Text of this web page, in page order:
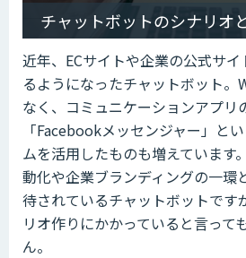
チャットボットのシナリオ
近年、ECサイトや企業の公式サ
るようになったチャットボット。
なく、コミュニケーションアプリ
「Facebookメッセンジャー」と
ムを活用したものも増えています
動化や企業ブランディングの一環
待されているチャットボットです
リオ作りにかかっていると言って
ん。